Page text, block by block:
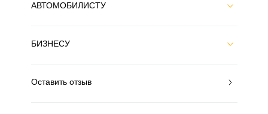
АВТОМОБИЛИСТУ
БИЗНЕСУ
Оставить отзыв